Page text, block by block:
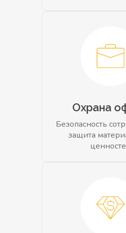
Охрана
Безопасность
защита